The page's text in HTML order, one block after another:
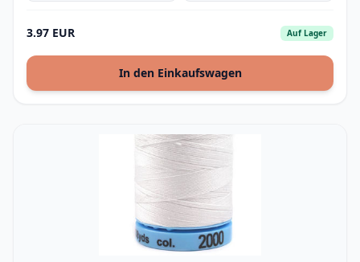
3.97 EUR Auf Lager
In den Einkaufswagen